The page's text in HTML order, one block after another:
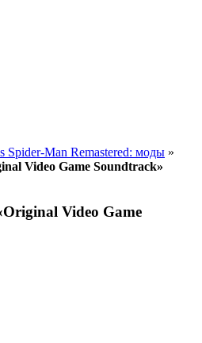
Spider-Man Remastered: моды »
Video Game Soundtrack»
Video Game